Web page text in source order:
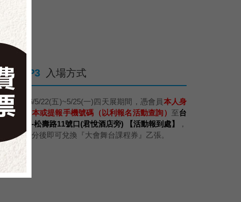
STEP3 入場方式
於2026/5/22(五)~5/25(一)四天展期間，憑會員本人身
分證正本或提報手機號碼（以利報名活動查詢） 至台
北世貿-松壽路11號口(君悅酒店旁) 【活動報到處】
，
驗證身分後即可兌換『大會舞台課程券』乙張。